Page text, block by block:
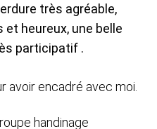
très agréable,
heureux, une belle
participatif .
avoir encadré avec moi.
handinage